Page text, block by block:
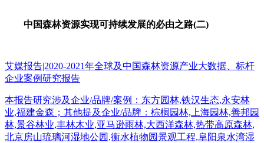
中国森林资源实现可持续发展的必由之路(二)
艾媒报告|2020-2021年全球及中国森林资源产业大数据、标杆
企业案例研究报告
本报告研究涉及企业/品牌/案例：东方园林,铁汉生态,永安林
业,福建金森；其他提及企业/品牌：棕榈园林,上海园林,善邦园
林,景谷林业,丰林木业,亚马逊雨林,大西洋森林,热带高原森林,
北京房山琉璃河湿地公园,衡水植物园景观工程,阜阳泉水湾湿